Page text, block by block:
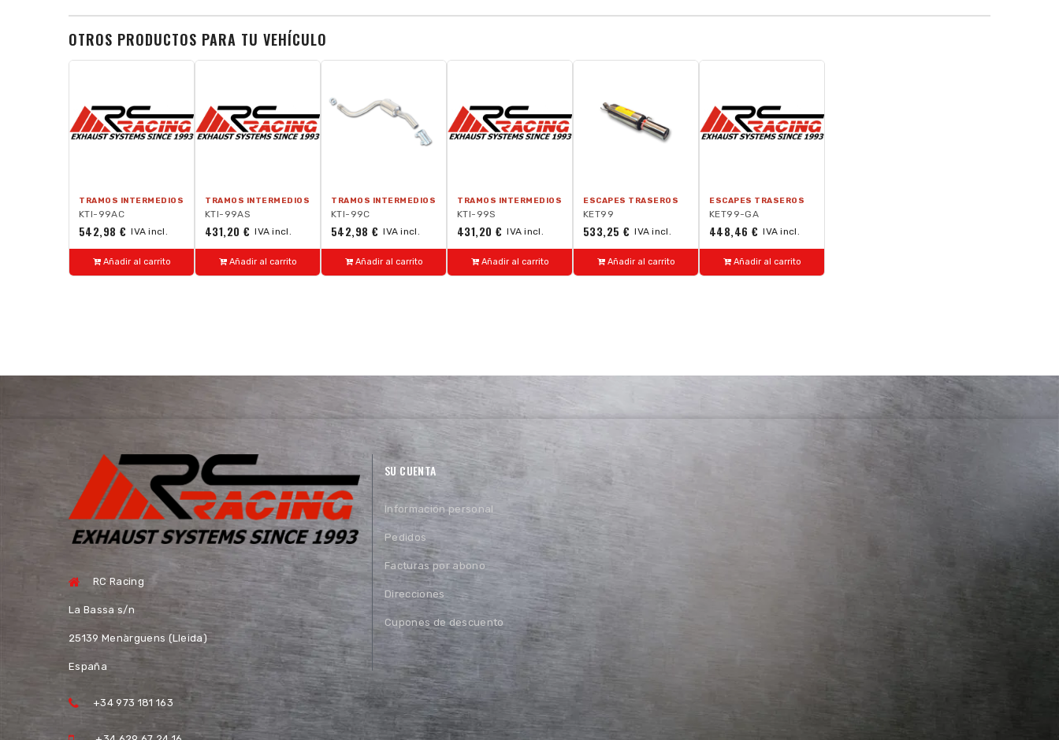
OTROS PRODUCTOS PARA TU VEHÍCULO
TRAMOS INTERMEDIOS
KTI-99AC
542,98 € IVA incl.
Añadir al carrito
TRAMOS INTERMEDIOS
KTI-99AS
431,20 € IVA incl.
Añadir al carrito
TRAMOS INTERMEDIOS
KTI-99C
542,98 € IVA incl.
Añadir al carrito
TRAMOS INTERMEDIOS
KTI-99S
431,20 € IVA incl.
Añadir al carrito
ESCAPES TRASEROS
KET99
533,25 € IVA incl.
Añadir al carrito
ESCAPES TRASEROS
KET99-GA
448,46 € IVA incl.
Añadir al carrito
RC Racing
La Bassa s/n
25139 Menàrguens (Lleida)
España
+34 973 181 163
SU CUENTA
Información personal
Pedidos
Facturas por abono
Direcciones
Cupones de descuento